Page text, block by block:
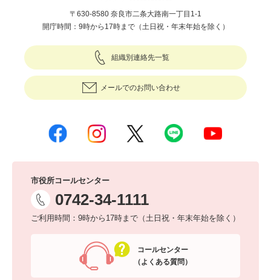
〒630-8580 奈良市二条大路南一丁目1-1
開庁時間：9時から17時まで（土日祝・年末年始を除く）
組織別連絡先一覧
メールでのお問い合わせ
市役所コールセンター
0742-34-1111
ご利用時間：9時から17時まで（土日祝・年末年始を除く）
コールセンター
（よくある質問）